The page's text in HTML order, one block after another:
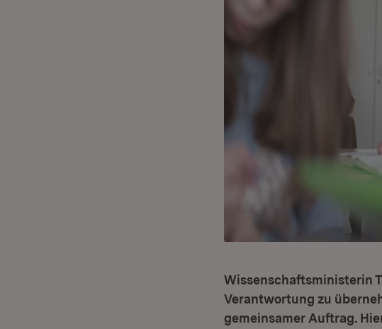
Wissenschaftsministerin
Verantwortung zu
gemeinsamer Auftrag.